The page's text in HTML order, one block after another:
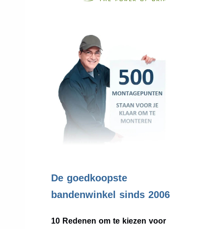
De goedkoopste
bandenwinkel sinds 2006
10 Redenen om te kiezen voor